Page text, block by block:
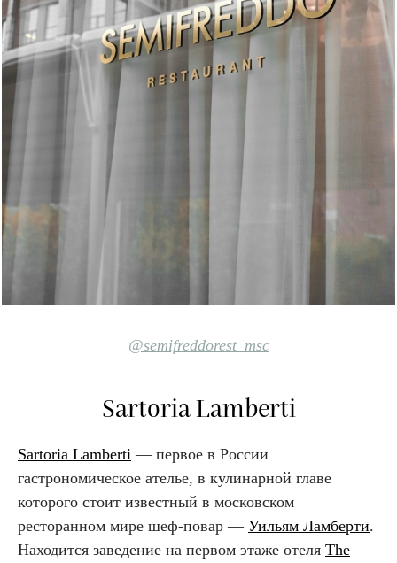
@semifreddorest_msc
Sartoria Lamberti
Sartoria Lamberti — первое в России
гастрономическое ателье, в кулинарной главе
которого стоит известный в московском
ресторанном мире шеф-повар — Уильям Ламберти.
Находится заведение на первом этаже отеля The